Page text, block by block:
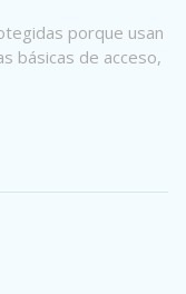
porque usan
básicas de acceso,